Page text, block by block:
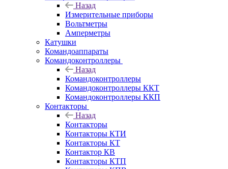
Назад
Измерительные приборы
Вольтметры
Амперметры
Катушки
Командоаппараты
Командоконтроллеры
Назад
Командоконтроллеры
Командоконтроллеры ККТ
Командоконтроллеры ККП
Контакторы
Назад
Контакторы
Контакторы КТИ
Контакторы КТ
Контактор КВ
Контакторы КТП